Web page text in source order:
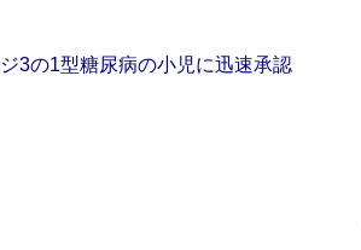
3の1型糖尿病の小児に迅速承認